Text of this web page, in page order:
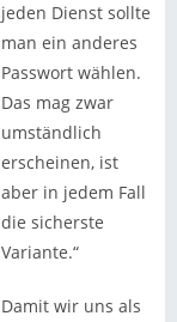
jeden Dienst sollte
man ein anderes
Passwort wählen.
Das mag zwar
umständlich
erscheinen, ist
aber in jedem Fall
die sicherste
Variante.“
Damit wir uns als